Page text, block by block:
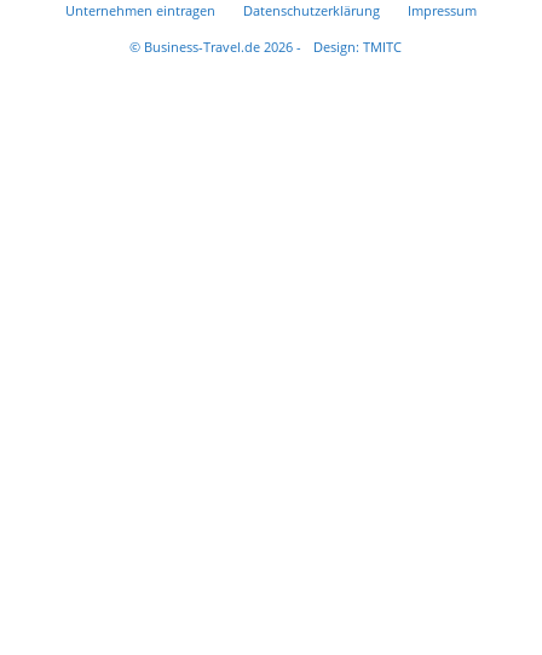
Unternehmen eintragen Datenschutzerklärung
Impressum
© Business-Travel.de 2026 -
Design: TMITC